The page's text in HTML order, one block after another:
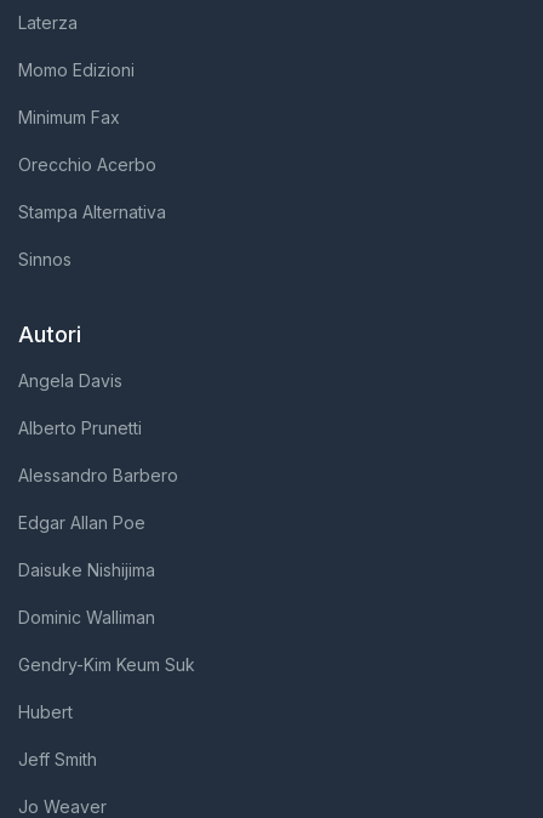
Laterza
Momo Edizioni
Minimum Fax
Orecchio Acerbo
Stampa Alternativa
Sinnos
Autori
Angela Davis
Alberto Prunetti
Alessandro Barbero
Edgar Allan Poe
Daisuke Nishijima
Dominic Walliman
Gendry-Kim Keum Suk
Hubert
Jeff Smith
Jo Weaver